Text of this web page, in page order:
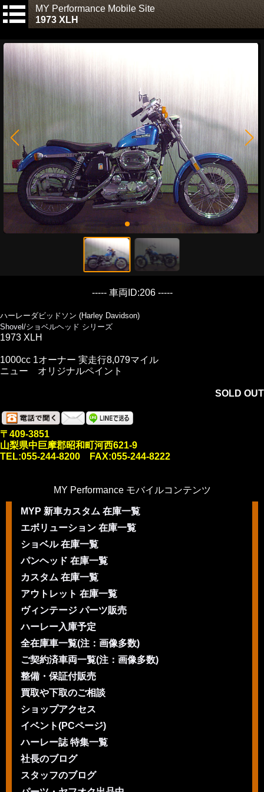
MY Performance Mobile Site
1973 XLH
----- 車両ID:206 -----
ハーレーダビッドソン (Harley Davidson)
Shovel/ショベルヘッド シリーズ
1973 XLH
1000cc 1オーナー 実走行8,079マイル
ニュー オリジナルペイント
SOLD OUT
〒409-3851
山梨県中巨摩郡昭和町河西621-9
TEL:055-244-8200 FAX:055-244-8222
MY Performance モバイルコンテンツ
MYP 新車カスタム 在庫一覧
エボリューション 在庫一覧
ショベル 在庫一覧
パンヘッド 在庫一覧
カスタム 在庫一覧
アウトレット 在庫一覧
ヴィンテージ パーツ販売
ハーレー入庫予定
全在庫車一覧(注：画像多数)
ご契約済車両一覧(注：画像多数)
整備・保証付販売
買取や下取のご相談
ショップアクセス
イベント(PCページ)
ハーレー誌 特集一覧
社長のブログ
スタッフのブログ